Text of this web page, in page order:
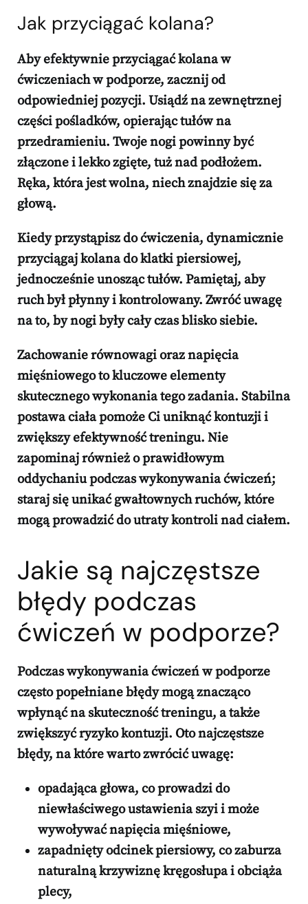
Jak przyciągać kolana?
Aby efektywnie przyciągać kolana w
ćwiczeniach w podporze, zacznij od
odpowiedniej pozycji. Usiądź na zewnętrznej
części pośladków, opierając tułów na
przedramieniu. Twoje nogi powinny być
złączone i lekko zgięte, tuż nad podłożem.
Ręka, która jest wolna, niech znajdzie się za
głową.
Kiedy przystąpisz do ćwiczenia, dynamicznie
przyciągaj kolana do klatki piersiowej,
jednocześnie unosząc tułów. Pamiętaj, aby
ruch był płynny i kontrolowany. Zwróć uwagę
na to, by nogi były cały czas blisko siebie.
Zachowanie równowagi oraz napięcia
mięśniowego to kluczowe elementy
skutecznego wykonania tego zadania. Stabilna
postawa ciała pomoże Ci uniknąć kontuzji i
zwiększy efektywność treningu. Nie
zapominaj również o prawidłowym
oddychaniu podczas wykonywania ćwiczeń;
staraj się unikać gwałtownych ruchów, które
mogą prowadzić do utraty kontroli nad ciałem.
Jakie są najczęstsze
błędy podczas
ćwiczeń w podporze?
Podczas wykonywania ćwiczeń w podporze
często popełniane błędy mogą znacząco
wpłynąć na skuteczność treningu, a także
zwiększyć ryzyko kontuzji. Oto najczęstsze
błędy, na które warto zwrócić uwagę:
opadająca głowa, co prowadzi do
niewłaściwego ustawienia szyi i może
wywoływać napięcia mięśniowe,
zapadnięty odcinek piersiowy, co zaburza
naturalną krzywiznę kręgosłupa i obciąża
plecy,